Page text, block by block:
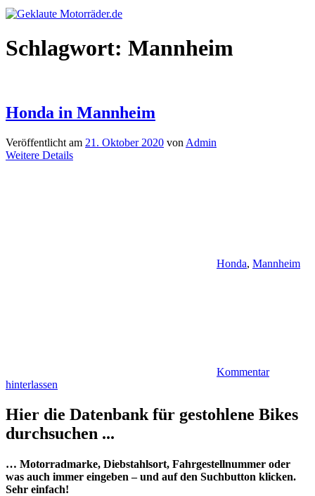
Schlagwort: Mannheim
Honda in Mannheim
Veröffentlicht am 21. Oktober 2020 von Admin
Weitere Details
Honda, Mannheim
Kommentar
hinterlassen
Hier die Datenbank für gestohlene Bikes
durchsuchen ...
… Motorradmarke, Diebstahlsort, Fahrgestellnummer oder
was auch immer eingeben – und auf den Suchbutton klicken.
Sehr einfach!